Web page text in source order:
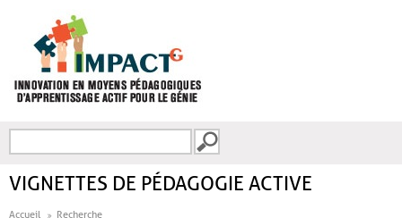
FORMULAIRE DE
VIGNETTES DE PÉDAGOGIE ACTIVE
Accueil Recherche